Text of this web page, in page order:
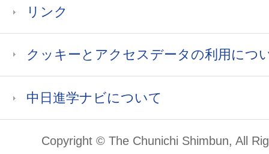
リンク
クッキーとアクセスデータの利用につ
中日進学ナビについて
Copyright © The Chunichi Shimbun, All